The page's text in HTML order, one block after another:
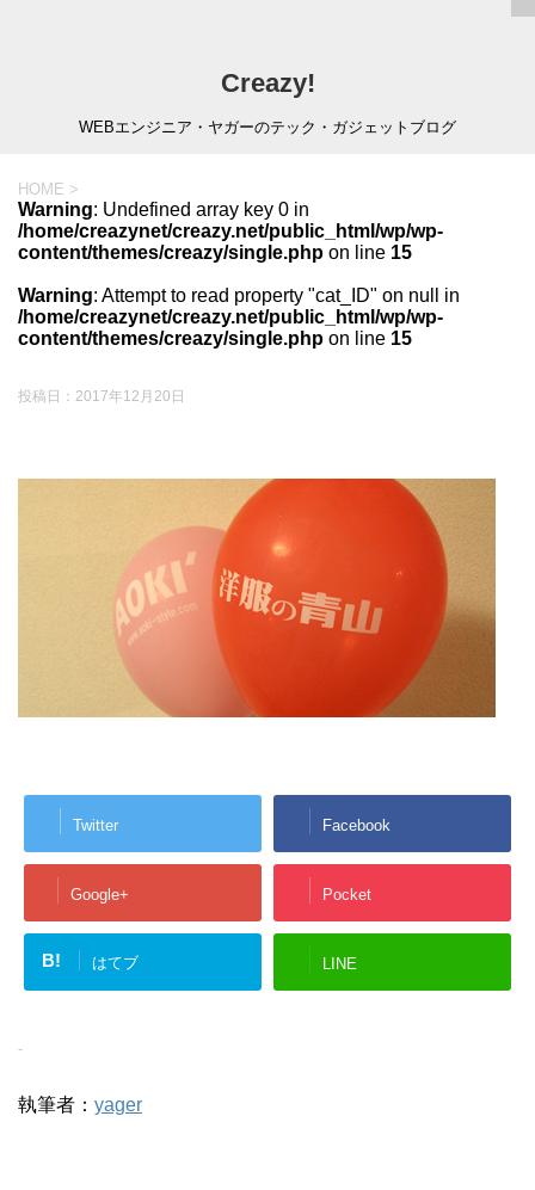
Creazy!
WEBエンジニア・ヤガーのテック・ガジェットブログ
HOME >
Warning: Undefined array key 0 in
/home/creazynet/creazy.net/public_html/wp/wp-
content/themes/creazy/single.php on line 15
Warning: Attempt to read property "cat_ID" on null in
/home/creazynet/creazy.net/public_html/wp/wp-
content/themes/creazy/single.php on line 15
投稿日： 2017年12月20日
Twitter Facebook
Google+ Pocket
B! はてブ LINE
-
執筆者： yager